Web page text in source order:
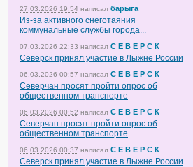
27.03.2026 19:54 написал барыга
Из-за активного снеготаяния
коммунальные службы города...
07.03.2026 22:33 написал С Е В Е Р С К
Северск принял участие в Лыжне России
06.03.2026 00:57 написал С Е В Е Р С К
Северчан просят пройти опрос об
общественном транспорте
06.03.2026 00:52 написал С Е В Е Р С К
Северчан просят пройти опрос об
общественном транспорте
06.03.2026 00:37 написал С Е В Е Р С К
Северск принял участие в Лыжне России